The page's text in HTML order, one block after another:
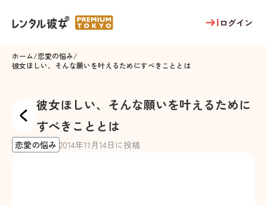
ログイン
ホーム/恋愛の悩み/
彼女ほしい、そんな願いを叶えるためにすべきこととは
彼女ほしい、そんな願いを叶えるために
すべきこととは
恋愛の悩み 2014年11 月 14日に投稿